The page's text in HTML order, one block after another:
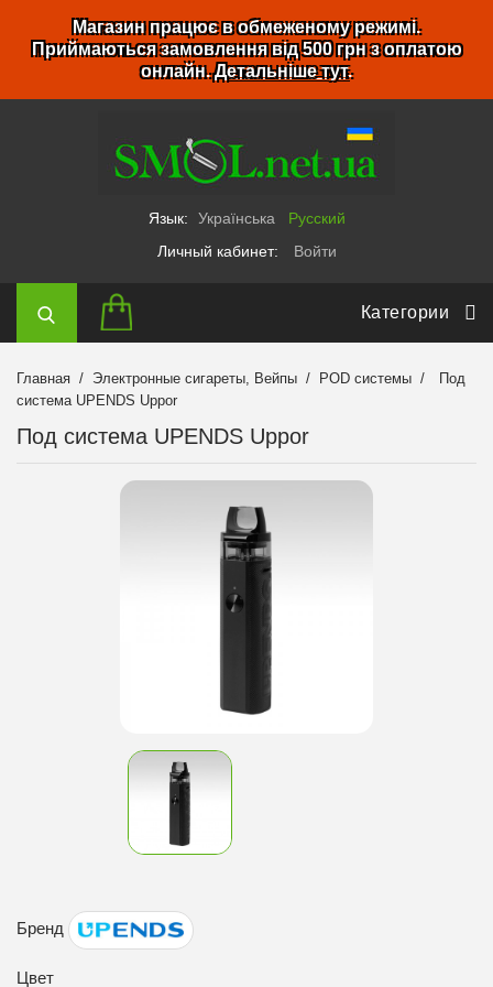
Магазин працює в обмеженому режимі.
Приймаються замовлення від 500 грн з оплатою
онлайн.Детальніше тут.
Язык: Українська
Русский
Личный кабинет:
Войти
Категории
Главная Электронные сигареты, Вейпы POD системы
Под
система UPENDS Uppor
Под система UPENDS Uppor
Бренд
Цвет